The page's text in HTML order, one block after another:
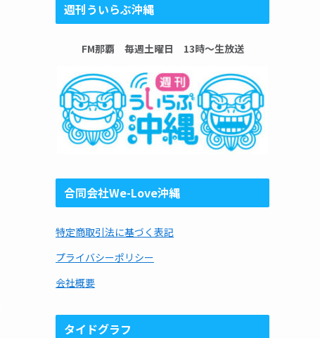
週刊ういらぶ沖縄
FM那覇 毎週土曜日 13時〜生放送
合同会社We-Love沖縄
特定商取引法に基づく表記
プライバシーポリシー
会社概要
タイドグラフ